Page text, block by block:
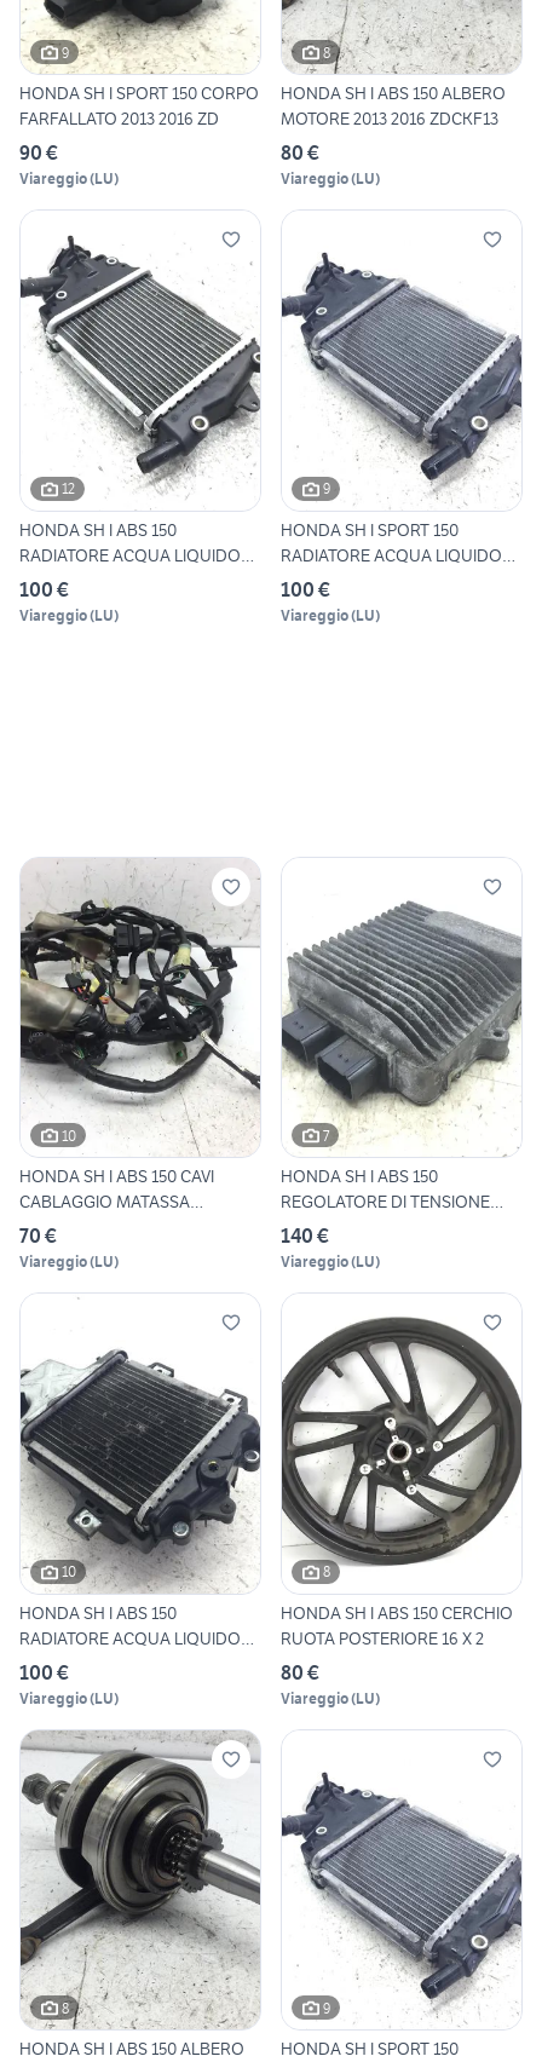
9
HONDA SH I SPORT 150 CORPO
FARFALLATO 2013 2016 ZD
90 €
Viareggio(LU)
8
HONDA SH I ABS 150 ALBERO
MOTORE 2013 2016 ZDCKF13
80 €
Viareggio(LU)
12
HONDA SH I ABS 150
RADIATORE ACQUA LIQUIDO
RAFFRED
100 €
Viareggio(LU)
9
HONDA SH I SPORT 150
RADIATORE ACQUA LIQUIDO
RAFFR
100 €
Viareggio(LU)
10
HONDA SH I ABS 150 CAVI
CABLAGGIO MATASSA
IMPIANTO
70 €
Viareggio(LU)
7
HONDA SH I ABS 150
REGOLATORE DI TENSIONE
CORRENTE
140 €
Viareggio(LU)
10
HONDA SH I ABS 150
RADIATORE ACQUA LIQUIDO
RAFFRED
100 €
Viareggio(LU)
8
HONDA SH I ABS 150 CERCHIO
RUOTA POSTERIORE 16 X 2
80 €
Viareggio(LU)
8
HONDA SH I ABS 150 ALBERO
9
HONDA SH I SPORT 150